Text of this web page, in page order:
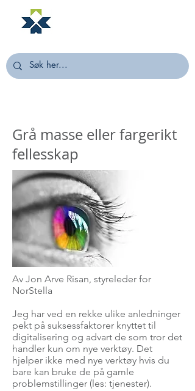
Grå masse eller fargerikt
fellesskap
Av Jon Arve Risan, styreleder for
NorStella
Jeg har ved en rekke ulike anledninger
pekt på suksessfaktorer knyttet til
digitalisering og advart de som tror det
handler kun om nye verktøy. Det
hjelper ikke med nye verktøy hvis du
bare kan bruke de på gamle
problemstillinger (les: tjenester).